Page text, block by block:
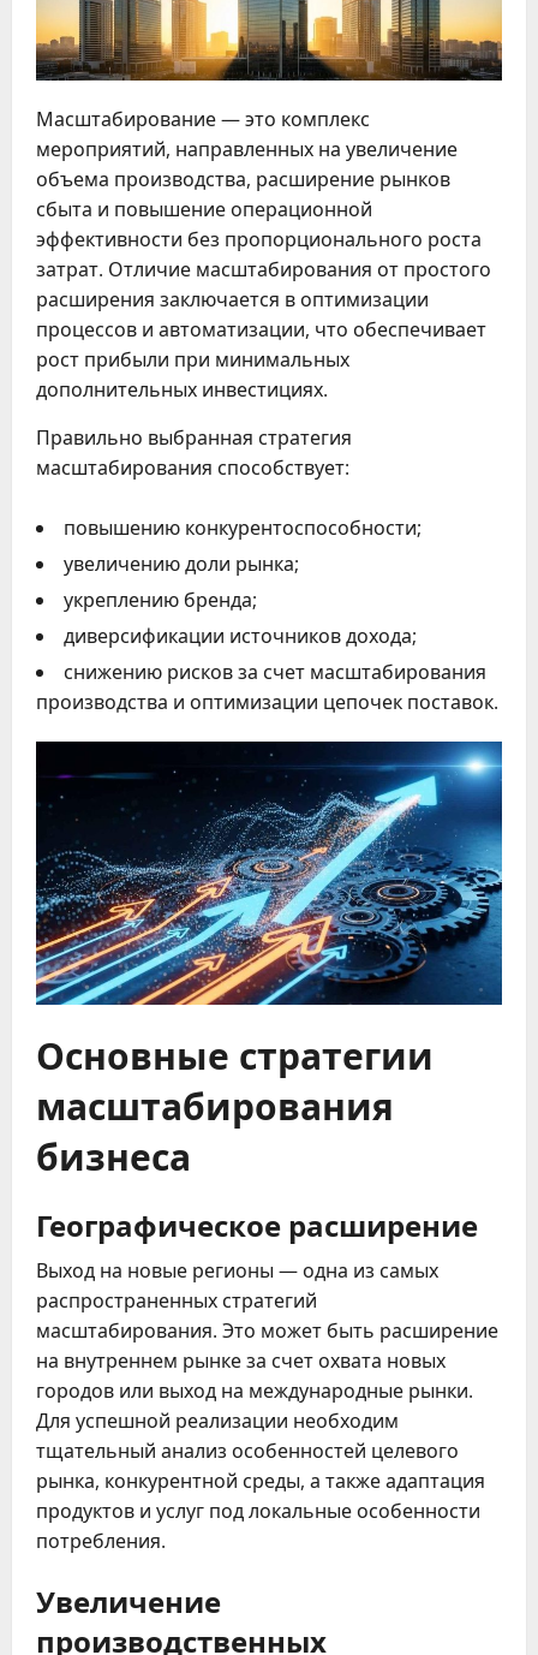
Масштабирование — это комплекс
мероприятий, направленных на увеличение
объема производства, расширение рынков
сбыта и повышение операционной
эффективности без пропорционального роста
затрат. Отличие масштабирования от простого
расширения заключается в оптимизации
процессов и автоматизации, что обеспечивает
рост прибыли при минимальных
дополнительных инвестициях.
Правильно выбранная стратегия
масштабирования способствует:
повышению конкурентоспособности;
увеличению доли рынка;
укреплению бренда;
диверсификации источников дохода;
снижению рисков за счет масштабирования
производства и оптимизации цепочек поставок.
Основные стратегии
масштабирования
бизнеса
Географическое расширение
Выход на новые регионы — одна из самых
распространенных стратегий
масштабирования. Это может быть расширение
на внутреннем рынке за счет охвата новых
городов или выход на международные рынки.
Для успешной реализации необходим
тщательный анализ особенностей целевого
рынка, конкурентной среды, а также адаптация
продуктов и услуг под локальные особенности
потребления.
Увеличение
производственных